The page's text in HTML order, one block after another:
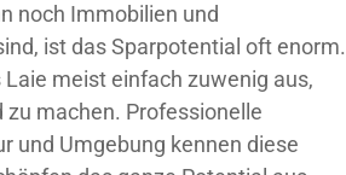
noch Immobilien und
ist das Sparpotential oft enorm.
meist einfach zuwenig aus,
machen. Professionelle
und Umgebung kennen diese